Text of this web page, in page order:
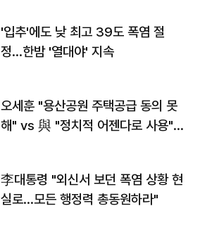
'입추'에도 낮 최고 39도 폭염 절
정…한밤 '열대야' 지속
오세훈 "용산공원 주택공급 동의 못
해" vs 與 "정치적 어젠다로 사용"
李대통령 "외신서 보던 폭염 상황 현
실로…모든 행정력 총동원하라"